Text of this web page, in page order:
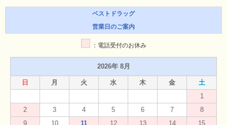
ベストドラッグ
営業日のご案内
：電話受付のお休み
2026年 8月
日 月 火 水 木 金
土
1
2
3 4 5 6 7
8
9
10 11 12 13 14
15